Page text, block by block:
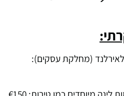
(מחלקת עסקים):